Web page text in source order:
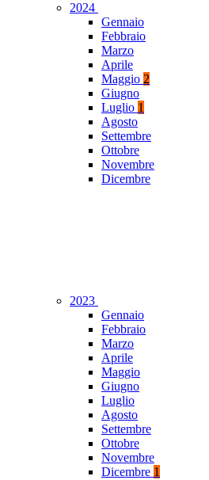
2024
Gennaio
Febbraio
Marzo
Aprile
Maggio 2
Giugno
Luglio 1
Agosto
Settembre
Ottobre
Novembre
Dicembre
2023
Gennaio
Febbraio
Marzo
Aprile
Maggio
Giugno
Luglio
Agosto
Settembre
Ottobre
Novembre
Dicembre 1